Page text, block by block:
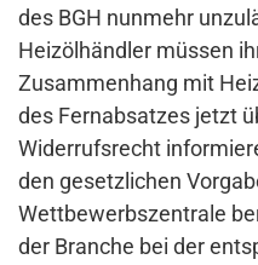
des BGH nunmehr
Heizölhändler müssen
Zusammenhang mit
des Fernabsatzes jetzt
Widerrufsrecht
den gesetzlichen
Wettbewerbszentrale
der Branche bei der